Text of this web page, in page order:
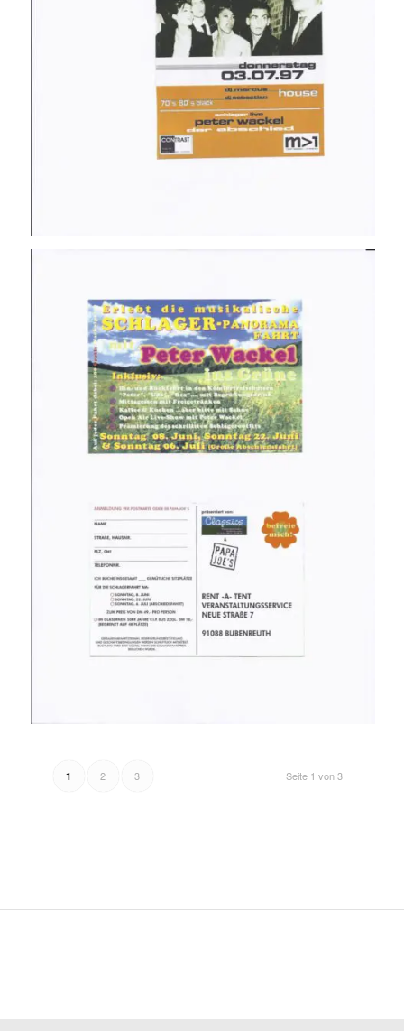
Seite 1 von 3
1 2 3